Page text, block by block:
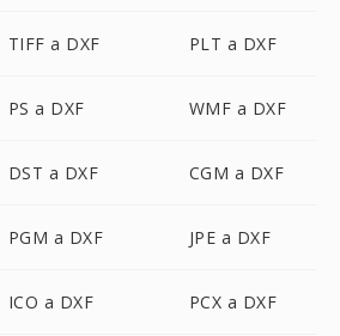
TIFF a DXF PLT a DXF
PS a DXF WMF a DXF
DST a DXF CGM a DXF
PGM a DXF JPE a DXF
ICO a DXF PCX a DXF